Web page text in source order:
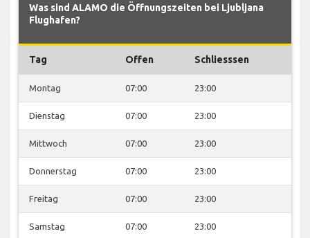
Was sind ALAMO die Öffnungszeiten bei Ljubljana
Flughafen?
Tag Offen Schliesssen
Montag 07:00 23:00
Dienstag 07:00 23:00
Mittwoch 07:00 23:00
Donnerstag 07:00 23:00
Freitag 07:00 23:00
Samstag 07:00 23:00